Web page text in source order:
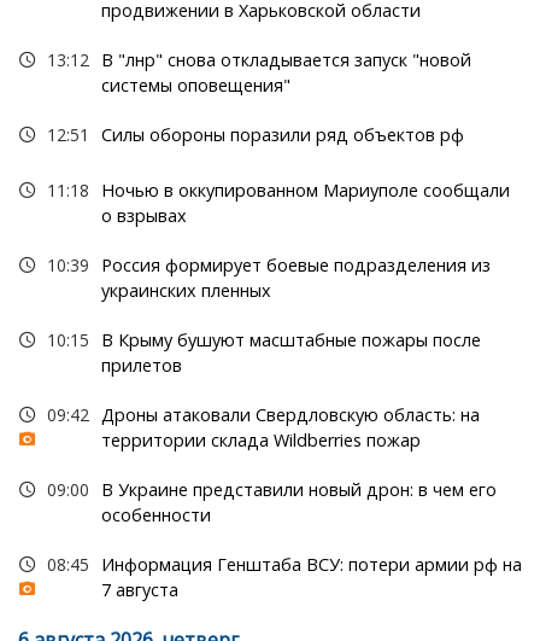
продвижении в Харьковской области
13:12 В "лнр" снова откладывается запуск "новой
системы оповещения"
12:51 Силы обороны поразили ряд объектов рф
11:18
Ночью в оккупированном Мариуполе сообщали
о взрывах
10:39
Россия формирует боевые подразделения из
украинских пленных
10:15
В Крыму бушуют масштабные пожары после
прилетов
09:42 Дроны атаковали Свердловскую область: на
территории склада Wildberries пожар
09:00
В Украине представили новый дрон: в чем его
особенности
08:45
Информация Генштаба ВСУ: потери армии рф на
7 августа